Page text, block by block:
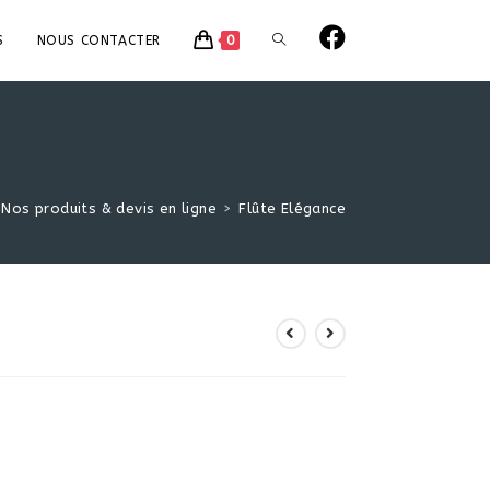
NOUS CONTACTER 0 TOGGLE
SEARCH
Nos produits & devis en ligne > Flûte Elégance